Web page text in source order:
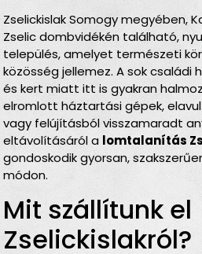
Zselickislak Somogy megyében,
Zselic dombvidékén található,
település, amelyet természeti
közösség jellemez. A sok családi
és kert miatt itt is gyakran
elromlott háztartási gépek,
vagy felújításból visszamaradt
eltávolításáról a lomtalanítás
gondoskodik gyorsan,
módon.
Mit szállítunk el
Zselickislakról?